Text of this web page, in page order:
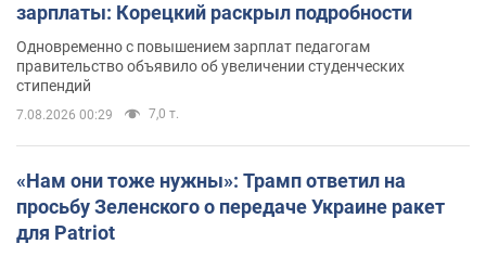
зарплаты: Корецкий раскрыл подробности
Одновременно с повышением зарплат педагогам
правительство объявило об увеличении студенческих
стипендий
7.08.2026 00:29 7,0 т.
«Нам они тоже нужны»: Трамп ответил на
просьбу Зеленского о передаче Украине ракет
для Patriot